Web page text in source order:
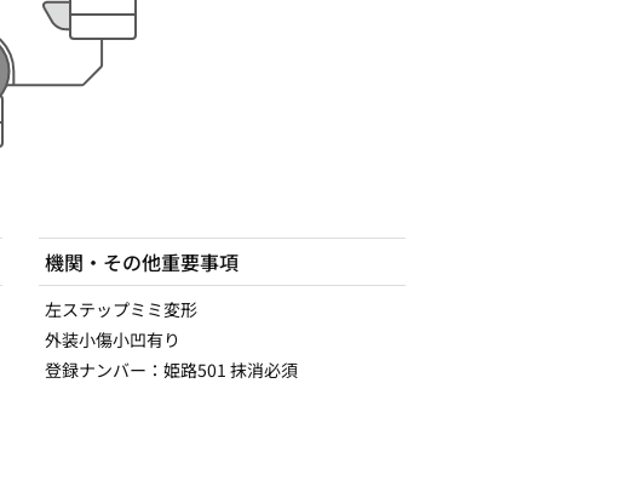
機関・その他重要事項
左ステップミミ変形
外装小傷小凹有り
登録ナンバー：姫路501 抹消必須